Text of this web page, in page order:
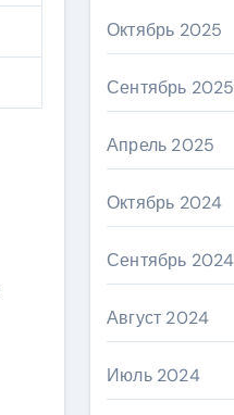
Октябрь 2025
Сентябрь 2025
Апрель 2025
Октябрь 2024
Сентябрь 2024
Август 2024
Июль 2024